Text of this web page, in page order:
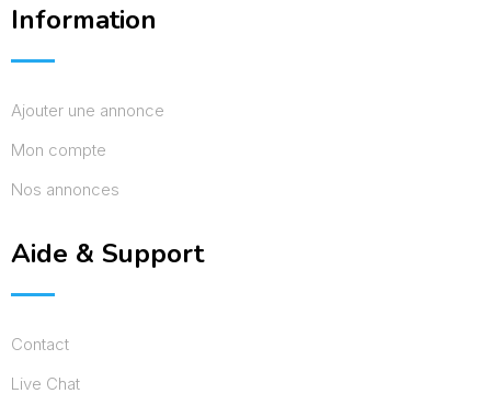
Information
Ajouter une annonce
Mon compte
Nos annonces
Aide & Support
Contact
Live Chat